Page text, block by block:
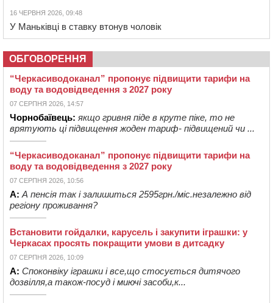
16 ЧЕРВНЯ 2026, 09:48
У Маньківці в ставку втонув чоловік
ОБГОВОРЕННЯ
“Черкасиводоканал” пропонує підвищити тарифи на
воду та водовідведення з 2027 року
07 СЕРПНЯ 2026, 14:57
Чорнобаївець: якщо гривня піде в круте піке, то не
врятують ці підвищення жоден тариф- підвищений чи ...
“Черкасиводоканал” пропонує підвищити тарифи на
воду та водовідведення з 2027 року
07 СЕРПНЯ 2026, 10:56
А: А пенсія так і залишиться 2595грн./міс.незалежно від
регіону проживання?
Встановити гойдалки, карусель і закупити іграшки: у
Черкасах просять покращити умови в дитсадку
07 СЕРПНЯ 2026, 10:09
А: Споконвіку іграшки і все,що стосується дитячого
дозвілля,а також-посуд і миючі засоби,к...